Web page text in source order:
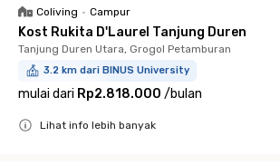
Coliving • Campur
Kost Rukita D'Laurel Tanjung Duren
Tanjung Duren Utara, Grogol Petamburan
3.2 km dari BINUS University
mulai dari Rp2.818.000 /bulan
Lihat info lebih banyak